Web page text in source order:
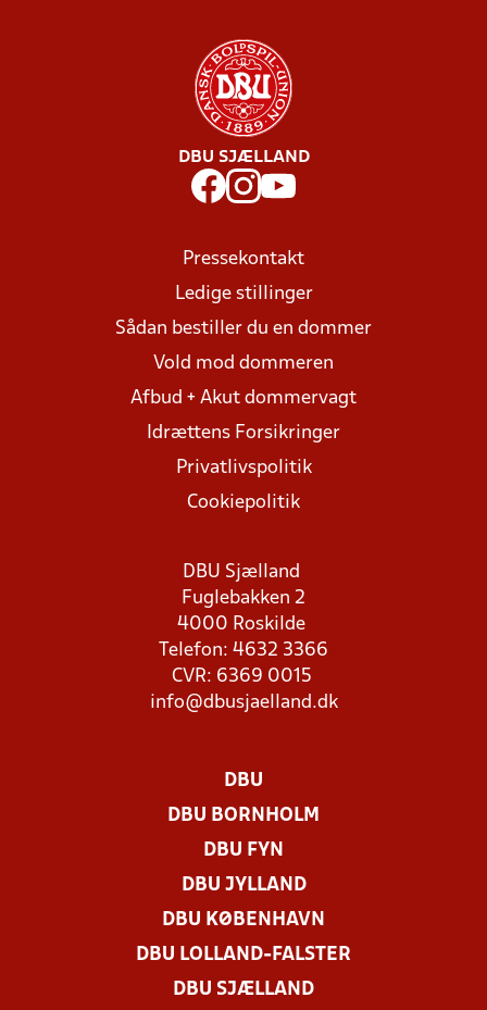
DBU SJÆLLAND
Pressekontakt
Ledige stillinger
Sådan bestiller du en dommer
Vold mod dommeren
Afbud + Akut dommervagt
Idrættens Forsikringer
Privatlivspolitik
Cookiepolitik
DBU Sjælland
Fuglebakken 2
4000 Roskilde
Telefon: 4632 3366
CVR: 6369 0015
info@dbusjaelland.dk
DBU
DBU BORNHOLM
DBU FYN
DBU JYLLAND
DBU KØBENHAVN
DBU LOLLAND-FALSTER
DBU SJÆLLAND